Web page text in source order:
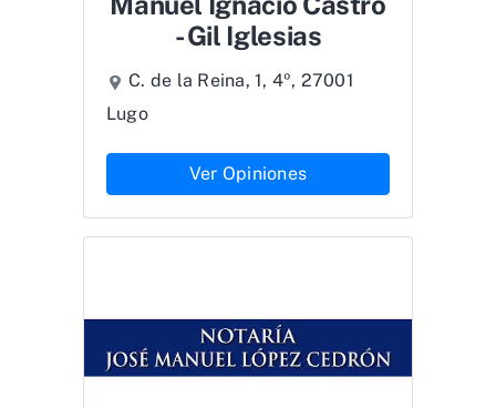
- Gil Iglesias
C. de la Reina, 1, 4º, 27001
Lugo
Ver Opiniones